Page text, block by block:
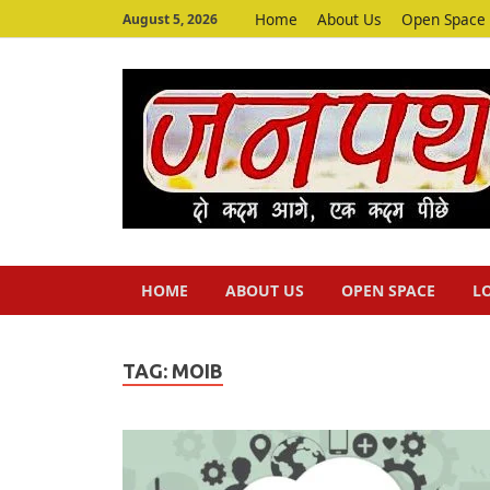
August 5, 2026 Home About Us Open Space
HOME ABOUT US OPEN SPACE
TAG: MOIB